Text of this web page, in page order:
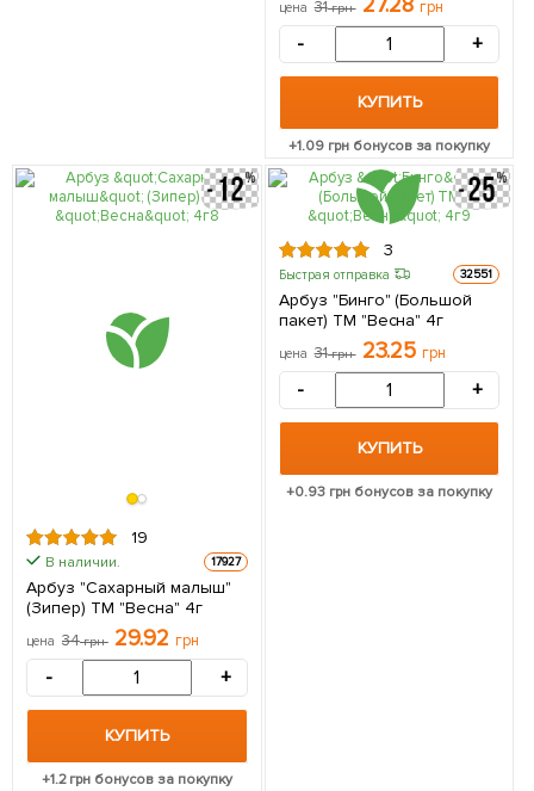
цена 31грн грн
- +
КУПИТЬ
+1.09грн бонусов за покупку
19
В наличии. 17927
Арбуз "Сахарный малыш"
(Зипер) ТМ "Весна" 4г
цена 34грн 29.92 грн
- +
КУПИТЬ
+1.2грн бонусов за покупку
3
Быстрая отправка 32551
Арбуз "Бинго" (Большой
пакет) ТМ "Весна" 4г
цена 31грн 23.25 грн
- +
КУПИТЬ
+0.93 грн бонусов за покупку